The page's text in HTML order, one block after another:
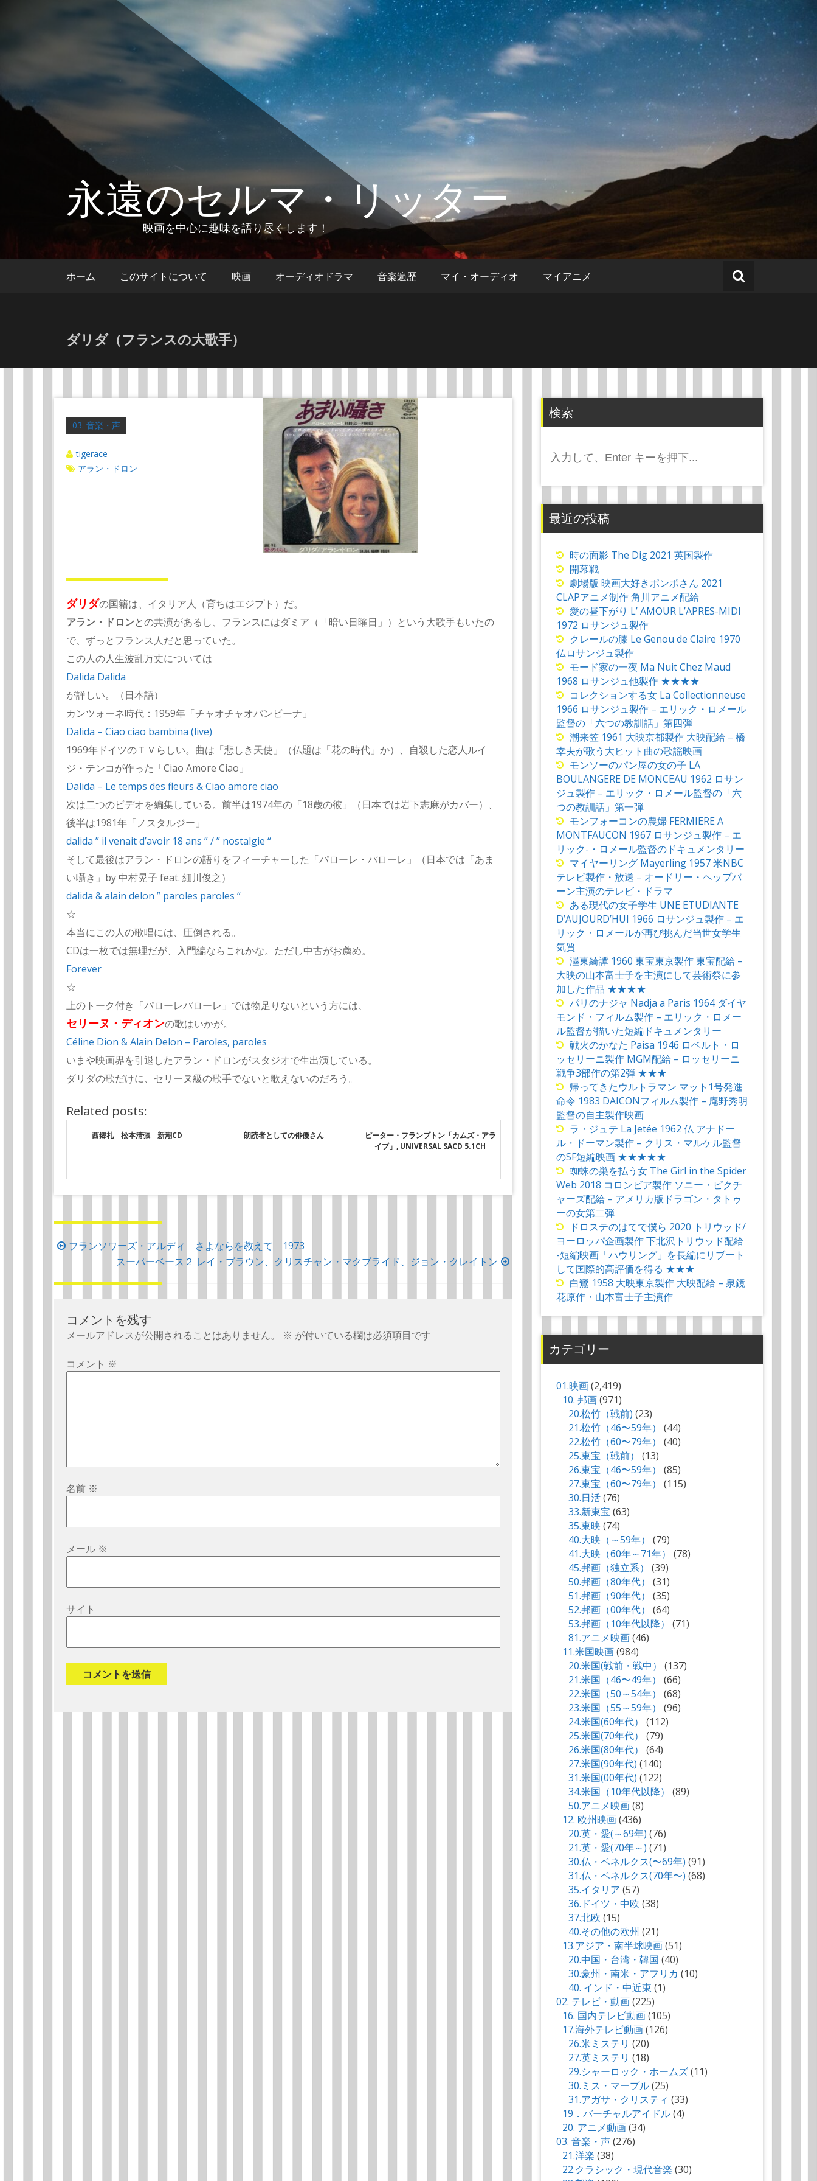
キ
永遠のセルマ・リッター
映画を中心に趣味を語り尽くします！
ホーム このサイトについて 映画 オーディオドラマ 音楽遍歴 マイ・オーディオ マイアニメ
ダリダ（フランスの大歌手）
03. 音楽・声
tigerace
アラン・ドロン
ダリダの国籍は、イタリア人（育ちはエジプト）だ。
アラン・ドロンとの共演があるし、フランスにはダミア（「暗い日曜日」）という大歌手もいたの
で、ずっとフランス人だと思っていた。
この人の人生波乱万丈については
Dalida Dalida
が詳しい。（日本語）
カンツォーネ時代：1959年「チャオチャオバンビーナ」
Dalida – Ciao ciao bambina (live)
1969年ドイツのＴＶらしい。曲は「悲しき天使」（仏題は「花の時代」か）、自殺した恋人ルイ
ジ・テンコが作った「Ciao Amore Ciao」
Dalida – Le temps des fleurs & Ciao amore ciao
次は二つのビデオを編集している。前半は1974年の「18歳の彼」（日本では岩下志麻がカバー）、
後半は1981年「ノスタルジー」
dalida ” il venait d’avoir 18 ans ” / ” nostalgie “
そして最後はアラン・ドロンの語りをフィーチャーした「パローレ・パローレ」（日本では「あま
い囁き」by 中村晃子 feat. 細川俊之）
dalida & alain delon ” paroles paroles “
☆
本当にこの人の歌唱には、圧倒される。
CDは一枚では無理だが、入門編ならこれかな。ただし中古がお薦め。
Forever
☆
上のトーク付き「パローレパローレ」では物足りないという方には、
セリーヌ・ディオンの歌はいかが。
Céline Dion & Alain Delon – Paroles, paroles
いまや映画界を引退したアラン・ドロンがスタジオで生出演している。
ダリダの歌だけに、セリーヌ級の歌手でないと歌えないのだろう。
Related posts:
西郷札 松本清張 新潮CD 朗読者としての俳優さん
ピーター・フランプトン「カムズ・アラ
イブ」, UNIVERSAL SACD 5.1CH
投
ナ
ビ
フランソワーズ・アルディ さよならを教えて 1973
スーパーベース２ レイ・ブラウン、クリスチャン・マクブライド、ジョン・クレイトン
コメントを残す
メールアドレスが公開されることはありません。 ※ が付いている欄は必須項目です
コメント ※
名前 ※
メール ※
サイト
検索
索:
最近の投稿
時の面影 The Dig 2021 英国製作
開幕戦
劇場版 映画大好きポンポさん 2021
CLAPアニメ制作 角川アニメ配給
愛の昼下がり L’ AMOUR L’APRES-MIDI
1972 ロサンジュ製作
クレールの膝 Le Genou de Claire 1970
仏ロサンジュ製作
モード家の一夜 Ma Nuit Chez Maud
1968 ロサンジュ他製作 ★★★★
コレクションする女 La Collectionneuse
1966 ロサンジュ製作 – エリック・ロメール
監督の「六つの教訓話」第四弾
潮来笠 1961 大映京都製作 大映配給 – 橋
幸夫が歌う大ヒット曲の歌謡映画
モンソーのパン屋の女の子 LA
BOULANGERE DE MONCEAU 1962 ロサン
ジュ製作 – エリック・ロメール監督の「六
つの教訓話」第一弾
モンフォーコンの農婦 FERMIERE A
MONTFAUCON 1967 ロサンジュ製作 – エ
リック-・ロメール監督のドキュメンタリー
マイヤーリング Mayerling 1957 米NBC
テレビ製作・放送 – オードリー・ヘップバ
ーン主演のテレビ・ドラマ
ある現代の女子学生 UNE ETUDIANTE
D’AUJOURD’HUI 1966 ロサンジュ製作 – エ
リック・ロメールが再び挑んだ当世女学生
気質
濹東綺譚 1960 東宝東京製作 東宝配給 –
大映の山本富士子を主演にして芸術祭に参
加した作品 ★★★★
パリのナジャ Nadja a Paris 1964 ダイヤ
モンド・フィルム製作 – エリック・ロメー
ル監督が描いた短編ドキュメンタリー
戦火のかなた Paisa 1946 ロベルト・ロ
ッセリーニ製作 MGM配給 – ロッセリーニ
戦争3部作の第2弾 ★★★
帰ってきたウルトラマン マット1号発進
命令 1983 DAICONフィルム製作 – 庵野秀明
監督の自主製作映画
ラ・ジュテ La Jetée 1962 仏 アナドー
ル・ドーマン製作 – クリス・マルケル監督
のSF短編映画 ★★★★★
蜘蛛の巣を払う女 The Girl in the Spider
Web 2018 コロンビア製作 ソニー・ピクチ
ャーズ配給 – アメリカ版ドラゴン・タトゥ
ーの女第二弾
ドロステのはてで僕ら 2020 トリウッド/
ヨーロッパ企画製作 下北沢トリウッド配給
-短編映画「ハウリング」を長編にリブート
して国際的高評価を得る ★★★
白鷺 1958 大映東京製作 大映配給 – 泉鏡
花原作・山本富士子主演作
カテゴリー
01.映画(2,419)
10. 邦画(971)
20.松竹（戦前) (23)
21.松竹（46〜59年）
(44)
22.松竹（60〜79年）
(40)
25.東宝（戦前）
(13)
26.東宝（46〜59年）
(85)
27.東宝（60〜79年）
(115)
30.日活(76)
33.新東宝 (63)
35.東映 (74)
40.大映（～59年）
(79)
41.大映（60年～71年）
(78)
45.邦画（独立系）
(39)
50.邦画（80年代）
(31)
51.邦画（90年代）
(35)
52.邦画（00年代）
(64)
53.邦画（10年代以降）
(71)
81.アニメ映画(46)
11.米国映画(984)
20.米国(戦前・戦中）
(137)
21.米国（46〜49年）
(66)
22.米国（50～54年）
(68)
23.米国（55～59年）
(96)
24.米国(60年代）
(112)
25.米国(70年代）
(79)
26.米国(80年代）
(64)
27.米国(90年代) (140)
31.米国(00年代) (122)
34.米国（10年代以降）
(89)
50.アニメ映画(8)
12. 欧州映画(436)
20.英・愛(～69年) (76)
21.英・愛(70年～) (71)
30.仏・ベネルクス(〜69年) (91)
31.仏・ベネルクス(70年〜) (68)
35.イタリア (57)
36.ドイツ・中欧 (38)
37.北欧 (15)
40.その他の欧州 (21)
13.アジア・南半球映画(51)
20.中国・台湾・韓国 (40)
30.豪州・南米・アフリカ (10)
40. インド・中近東 (1)
02. テレビ・動画(225)
16. 国内テレビ動画(105)
17.海外テレビ動画(126)
26.米ミステリ (20)
27.英ミステリ (18)
29.シャーロック・ホームズ(11)
30.ミス・マープル(25)
31.アガサ・クリスティ (33)
19．バーチャルアイドル(4)
20. アニメ動画(34)
03. 音楽・声(276)
21.洋楽 (38)
22.クラシック・現代音楽 (30)